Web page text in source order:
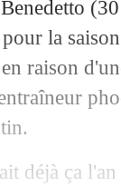
Benedetto
la
raison
déjà ça
ça se
bouger cet
la D4
les 2